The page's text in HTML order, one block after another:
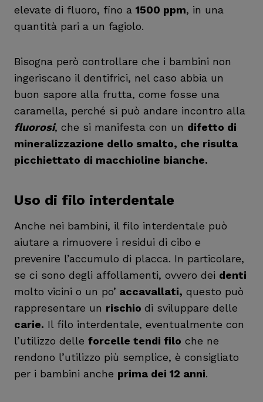
elevate di fluoro, fino a 1500 ppm, in una
quantità pari a un fagiolo.
Bisogna però controllare che i bambini non
ingeriscano il dentifrici, nel caso abbia un
buon sapore alla frutta, come fosse una
caramella, perché si può andare incontro alla
fluorosi, che si manifesta con un difetto di
mineralizzazione dello smalto, che risulta
picchiettato di macchioline bianche.
Uso di filo interdentale
Anche nei bambini, il filo interdentale può
aiutare a rimuovere i residui di cibo e
prevenire l’accumulo di placca. In particolare,
se ci sono degli affollamenti, ovvero dei denti
molto vicini o un po’ accavallati, questo può
rappresentare un rischio di sviluppare delle
carie. Il filo interdentale, eventualmente con
l’utilizzo delle forcelle tendi filo che ne
rendono l’utilizzo più semplice, è consigliato
per i bambini anche prima dei 12 anni.